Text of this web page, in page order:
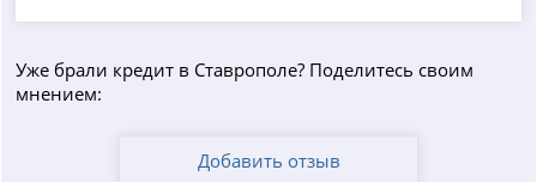
Уже брали кредит в Ставрополе? Поделитесь своим
мнением:
Добавить отзыв